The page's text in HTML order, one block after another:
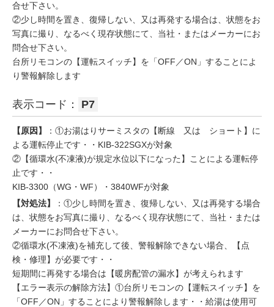
合せ下さい。
②少し時間を置き、復帰しない、又は再発する場合は、状態をお
写真に撮り、なるべく現存状態にて、当社・またはメーカーにお
問合せ下さい。
台所リモコンの【運転スイッチ】を「OFF／ON」することによ
り警報解除します
表示コード： P7
【原因】
：①お湯はりサーミスタの【断線 又は ショート】に
よる運転停止です・・KIB-322SGXが対象
②【循環水(不凍液)が規定水位以下になった】ことによる運転停
止です・・
KIB-3300（WG・WF）・3840WFが対象
【対処法】
：①少し時間を置き、復帰しない、又は再発する場合
は、状態をお写真に撮り、なるべく現存状態にて、当社・または
メーカーにお問合せ下さい。
②循環水(不凍液)を補充して後、警報解除できない場合、【点
検・修理】が必要です・・
短期間に再発する場合は【暖房配管の漏水】が考えられます
【エラー表示の解除方法】①台所リモコンの【運転スイッチ】を
「OFF／ON」することにより警報解除します・・給湯は使用可